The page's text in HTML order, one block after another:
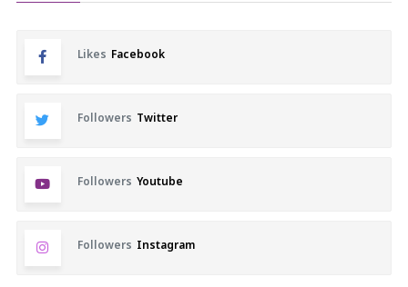
Likes Facebook
Followers Twitter
Followers Youtube
Followers Instagram